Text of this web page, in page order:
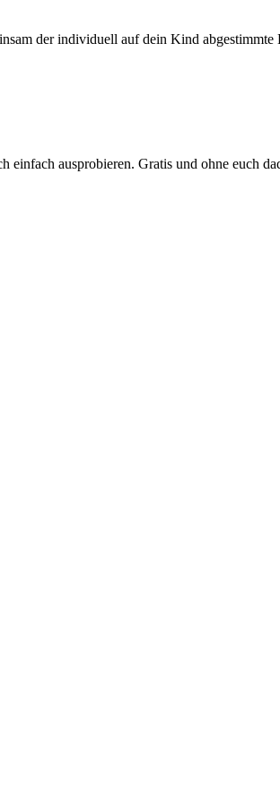
der individuell auf dein Kind
ausprobieren. Gratis und ohne euch